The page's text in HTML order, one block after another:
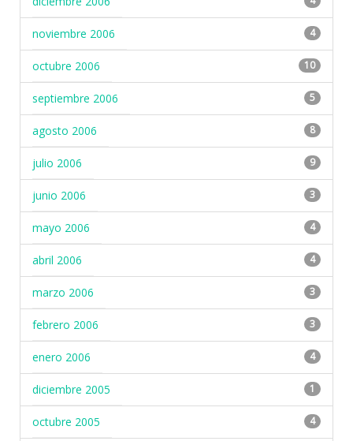
noviembre 2006 4
octubre 2006 10
septiembre 2006 5
agosto 2006 8
julio 2006 9
junio 2006 3
mayo 2006 4
abril 2006 4
marzo 2006 3
febrero 2006 3
enero 2006 4
diciembre 2005 1
octubre 2005 4